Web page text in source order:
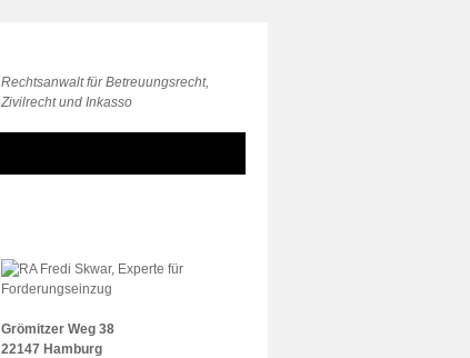
Rechtsanwalt für Betreuungsrecht,
Zivilrecht und Inkasso
Grömitzer Weg 38
22147 Hamburg